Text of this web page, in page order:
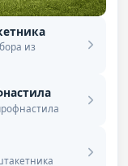
из